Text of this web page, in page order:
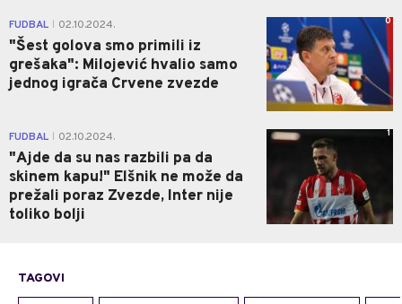
FUDBAL 02.10.2024.
"Šest golova smo primili iz
grešaka": Milojević hvalio samo
jednog igrača Crvene zvezde
0
FUDBAL 02.10.2024.
"Ajde da su nas razbili pa da
skinem kapu!" Elšnik ne može da
prežali poraz Zvezde, Inter nije
toliko bolji
1
TAGOVI